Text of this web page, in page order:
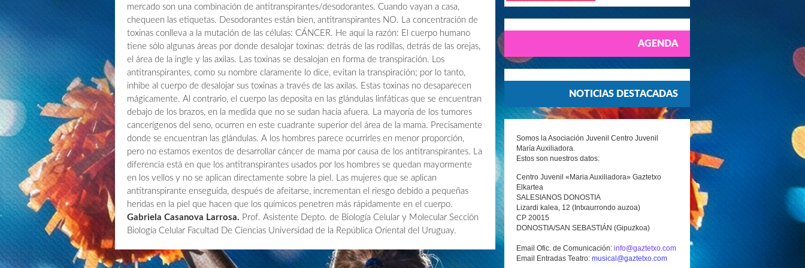
AGENDA
NOTICIAS DESTACADAS
Somos la Asociación Juvenil Centro Juvenil
María Auxiliadora.
Estos son nuestros datos:
Centro Juvenil «Maria Auxiliadora» Gaztetxo
Elkartea
SALESIANOS DONOSTIA
Lizardi kalea, 12 (Intxaurrondo auzoa)
CP 20015
DONOSTIA/SAN SEBASTIÁN (Gipuzkoa)
Email Ofic. de Comunicación: info@gaztetxo.com
Email Entradas Teatro: musical@gaztetxo.com
mercado son una combinación de antitranspirantes/desodorantes. Cuando vayan a casa,
chequeen las etiquetas. Desodorantes están bien, antitranspirantes NO. La concentración de
toxinas conlleva a la mutación de las células: CÁNCER. He aquí la razón: El cuerpo humano
tiene sólo algunas áreas por donde desalojar toxinas: detrás de las rodillas, detrás de las orejas,
el área de la ingle y las axilas. Las toxinas se desalojan en forma de transpiración. Los
antitranspirantes, como su nombre claramente lo dice, evitan la transpiración; por lo tanto,
inhibe al cuerpo de desalojar sus toxinas a través de las axilas. Estas toxinas no desaparecen
mágicamente. Al contrario, el cuerpo las deposita en las glándulas linfáticas que se encuentran
debajo de los brazos, en la medida que no se sudan hacia afuera. La mayoría de los tumores
cancerígenos del seno, ocurren en este cuadrante superior del área de la mama. Precisamente
donde se encuentran las glándulas. A los hombres parece ocurrirles en menor proporción,
pero no estamos exentos de desarrollar cáncer de mama por causa de los antitranspirantes. La
diferencia está en que los antitranspirantes usados por los hombres se quedan mayormente
en los vellos y no se aplican directamente sobre la piel. Las mujeres que se aplican
antitranspirante enseguida, después de afeitarse, incrementan el riesgo debido a pequeñas
heridas en la piel que hacen que los químicos penetren más rápidamente en el cuerpo.
Gabriela Casanova Larrosa. Prof. Asistente Depto. de Biología Celular y Molecular Sección
Biología Celular Facultad De Ciencias Universidad de la República Oriental del Uruguay.